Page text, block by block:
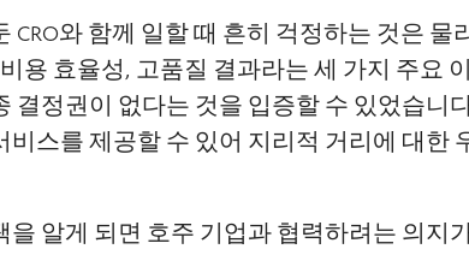
CRO와 함께 일할 때 흔히 걱정하는 것은 물
비용 효율성, 고품질 결과라는 세 가지 주요
결정권이 없다는 것을 입증할 수 있었습니
비스를 제공할 수 있어 지리적 거리에 대한
을 알게 되면 호주 기업과 협력하려는 의지